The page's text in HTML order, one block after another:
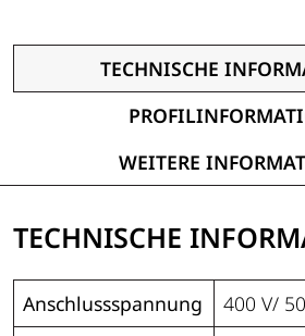
TECHNISCHE
WEITERE
TECHNISCHE
Anschlussspannung
400 V/